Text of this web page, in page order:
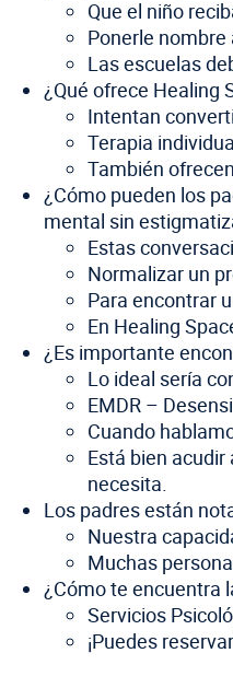
Que el niño
Ponerle
Las escuelas
¿Qué ofrece Healing
Intentan
Terapia
También
¿Cómo pueden los
mental sin
Estas
Normalizar un
Para encontrar
En Healing
¿Es importante
Lo ideal sería
EMDR –
Cuando
Está bien
necesita.
Los padres están
Nuestra
Muchas
¿Cómo te encuentra
Servicios
¡Puedes